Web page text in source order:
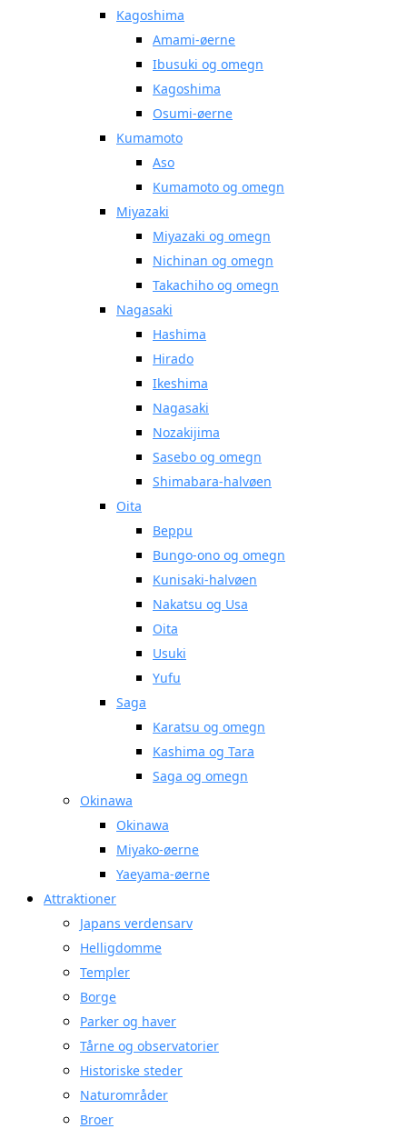
Kagoshima
Amami-øerne
Ibusuki og omegn
Kagoshima
Osumi-øerne
Kumamoto
Aso
Kumamoto og omegn
Miyazaki
Miyazaki og omegn
Nichinan og omegn
Takachiho og omegn
Nagasaki
Hashima
Hirado
Ikeshima
Nagasaki
Nozakijima
Sasebo og omegn
Shimabara-halvøen
Oita
Beppu
Bungo-ono og omegn
Kunisaki-halvøen
Nakatsu og Usa
Oita
Usuki
Yufu
Saga
Karatsu og omegn
Kashima og Tara
Saga og omegn
Okinawa
Okinawa
Miyako-øerne
Yaeyama-øerne
Attraktioner
Japans verdensarv
Helligdomme
Templer
Borge
Parker og haver
Tårne og observatorier
Historiske steder
Naturområder
Broer